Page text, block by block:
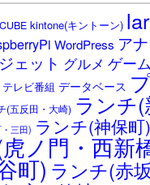
kintone(キントーン)
WordPress ア
ェット グルメ ゲー
テレビ番組 データベース
(五反田・大崎) ランチ(
三田) ランチ(神保町)
ノ門・西新
町) ランチ(赤